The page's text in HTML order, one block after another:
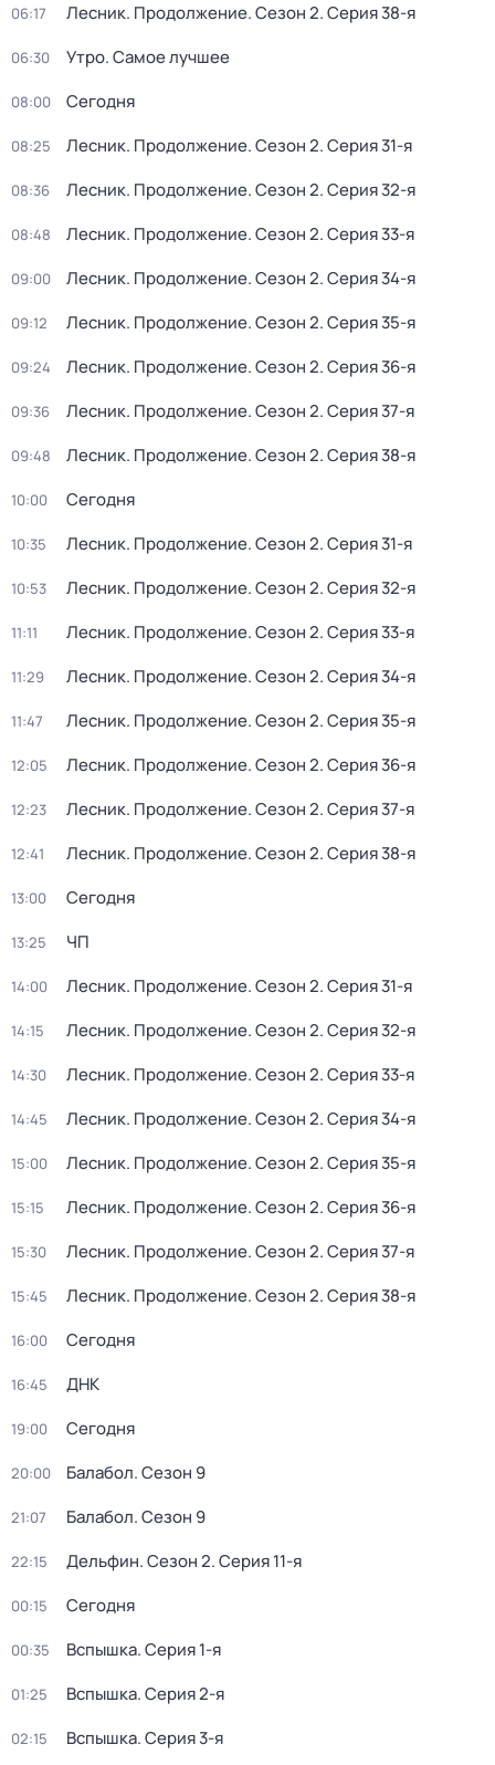
06:17 Лесник. Продолжение. Сезон 2. Серия 38-я
06:30 Утро. Самое лучшее
08:00 Сегодня
08:25 Лесник. Продолжение. Сезон 2. Серия 31-я
08:36 Лесник. Продолжение. Сезон 2. Серия 32-я
08:48 Лесник. Продолжение. Сезон 2. Серия 33-я
09:00 Лесник. Продолжение. Сезон 2. Серия 34-я
09:12 Лесник. Продолжение. Сезон 2. Серия 35-я
09:24 Лесник. Продолжение. Сезон 2. Серия 36-я
09:36 Лесник. Продолжение. Сезон 2. Серия 37-я
09:48 Лесник. Продолжение. Сезон 2. Серия 38-я
10:00 Сегодня
10:35 Лесник. Продолжение. Сезон 2. Серия 31-я
10:53 Лесник. Продолжение. Сезон 2. Серия 32-я
11:11 Лесник. Продолжение. Сезон 2. Серия 33-я
11:29 Лесник. Продолжение. Сезон 2. Серия 34-я
11:47 Лесник. Продолжение. Сезон 2. Серия 35-я
12:05 Лесник. Продолжение. Сезон 2. Серия 36-я
12:23 Лесник. Продолжение. Сезон 2. Серия 37-я
12:41 Лесник. Продолжение. Сезон 2. Серия 38-я
13:00 Сегодня
13:25 ЧП
14:00 Лесник. Продолжение. Сезон 2. Серия 31-я
14:15 Лесник. Продолжение. Сезон 2. Серия 32-я
14:30 Лесник. Продолжение. Сезон 2. Серия 33-я
14:45 Лесник. Продолжение. Сезон 2. Серия 34-я
15:00 Лесник. Продолжение. Сезон 2. Серия 35-я
15:15 Лесник. Продолжение. Сезон 2. Серия 36-я
15:30 Лесник. Продолжение. Сезон 2. Серия 37-я
15:45 Лесник. Продолжение. Сезон 2. Серия 38-я
16:00 Сегодня
16:45 ДНК
19:00 Сегодня
20:00 Балабол. Сезон 9
21:07 Балабол. Сезон 9
22:15 Дельфин. Сезон 2. Серия 11-я
00:15 Сегодня
00:35 Вспышка. Серия 1-я
01:25 Вспышка. Серия 2-я
02:15 Вспышка. Серия 3-я